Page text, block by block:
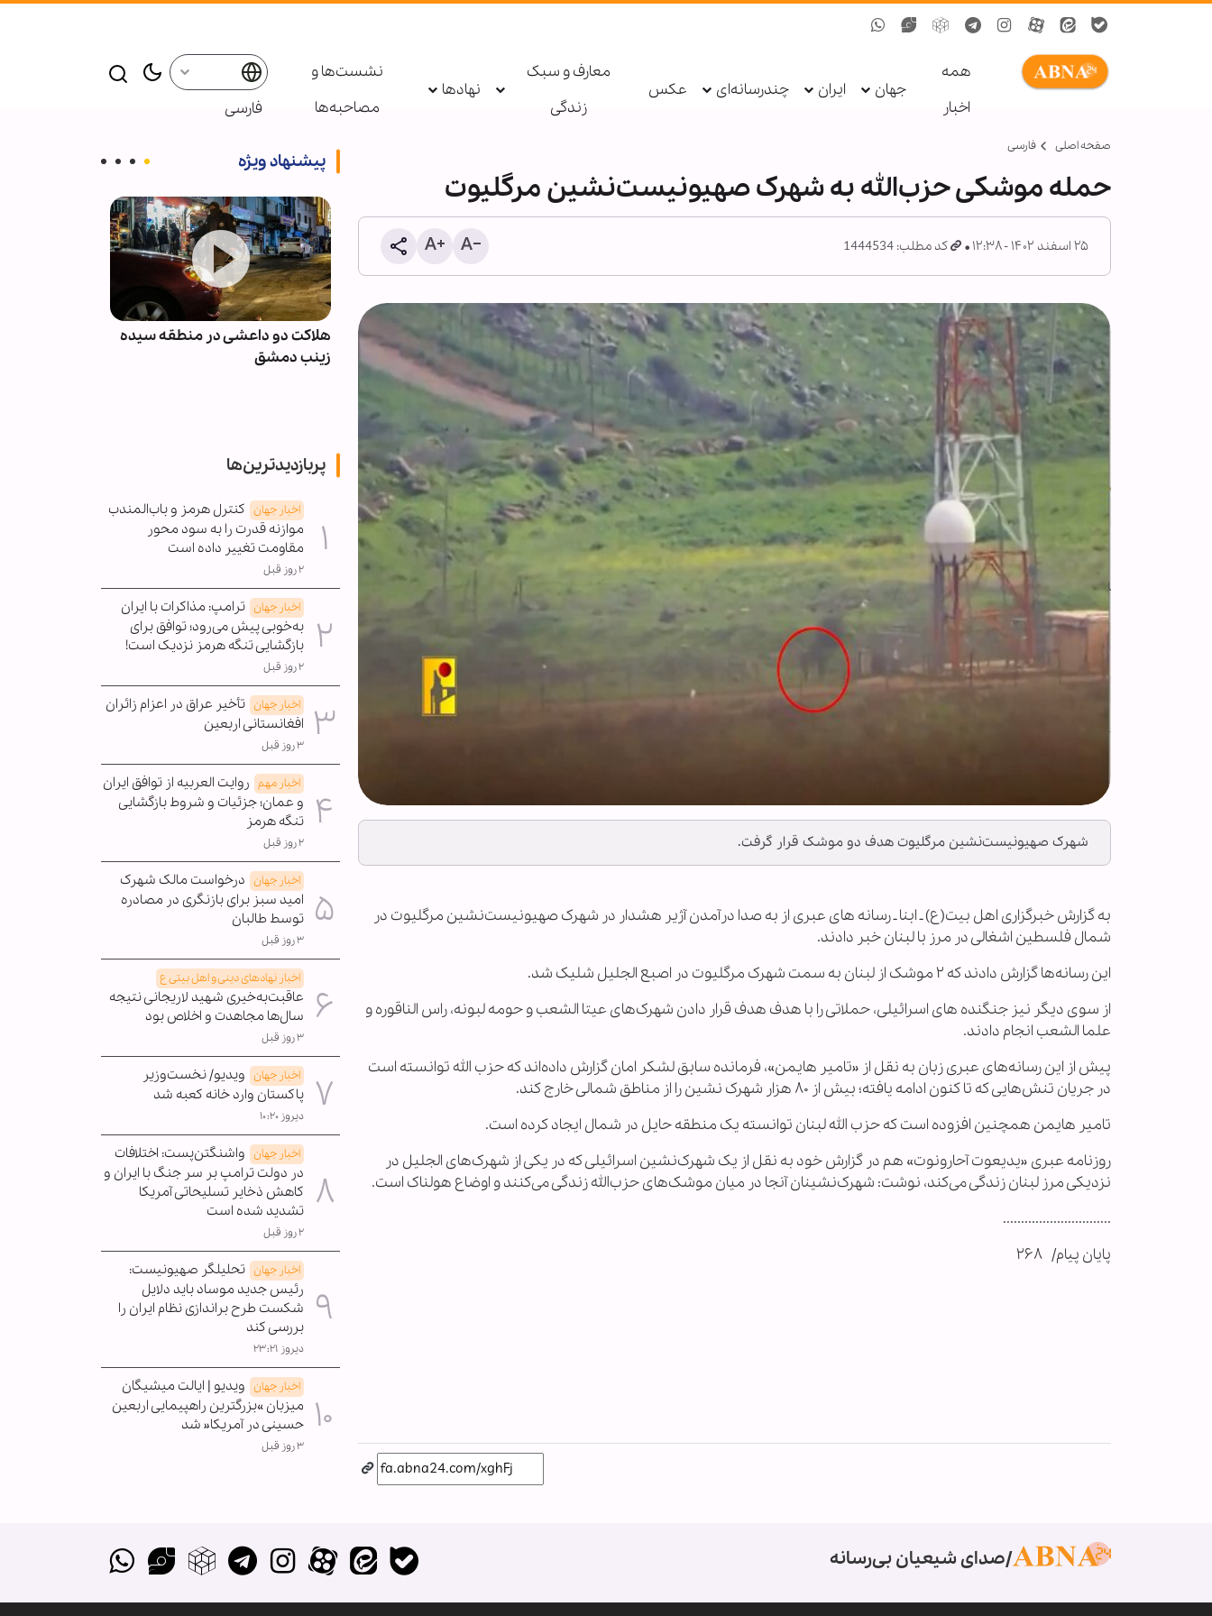
همه
اخبار
جهان ایران چندرسانه‌ای عکس
معارف و سبک
زندگی
نهادها
نشست‌ها و
مصاحبه‌ها
فارسی
صفحه اصلی فارسی
حمله موشکی حزب‌الله به شهرک صهیونیست‌نشین مرگلیوت
۲۵ اسفند ۱۴۰۲ - ۱۲:۳۸ کد مطلب: 1444534
شهرک صهیونیست‌نشین مرگلیوت هدف دو موشک قرار گرفت.
به گزارش خبرگزاری اهل بیت(ع) ـ ابنا ـ رسانه های عبری از به صدا درآمدن آژیر هشدار در شهرک صهیونیست‌نشین مرگلیوت در
شمال فلسطین اشغالی در مرز با لبنان خبر دادند.
این رسانه‌ها گزارش دادند که ۲ موشک از لبنان به سمت شهرک مرگلیوت در اصبع الجلیل شلیک شد.
از سوی دیگر نیز جنگنده های اسرائیلی، حملاتی را با هدف هدف قرار دادن شهرک‌های عیتا الشعب و حومه لبونه، راس الناقوره و
علما الشعب انجام دادند.
پیش از این رسانه‌های عبری زبان به نقل از «تامیر هایمن»، فرمانده سابق لشکر امان گزارش داده‌اند که حزب الله توانسته است
در جریان تنش‌هایی که تا کنون ادامه یافته؛ بیش از ۸۰ هزار شهرک نشین را از مناطق شمالی خارج کند.
تامیر هایمن همچنین افزوده است که حزب الله لبنان توانسته یک منطقه حایل در شمال ایجاد کرده است.
روزنامه عبری «یدیعوت آحارونوت» هم در گزارش خود به نقل از یک شهرک‌نشین اسرائیلی که در یکی از شهرک‌های الجلیل در
نزدیکی مرز لبنان زندگی می‌کند، نوشت: شهرک‌نشینان آنجا در میان موشک‌های حزب‌الله زندگی می‌کنند و اوضاع هولناک است.
..............................
پایان پیام/ ۲۶۸
پیشنهاد ویژه
شیخ علی الخطیب: دولت لبنان پس
از ناکامی مذاکرات، گفت‌وگو با
مقاومت را آغاز کند
هلاکت دو داعشی در منطقه سیده
زینب دمشق
پربازدیدترین‌ها
اخبار جهان کنترل هرمز و باب‌المندب
موازنه قدرت را به سود محور
مقاومت تغییر داده است
۲ روز قبل
اخبار جهان ترامپ: مذاکرات با ایران
به‌خوبی پیش می‌رود؛ توافق برای
بازگشایی تنگه هرمز نزدیک است!
۲ روز قبل
اخبار جهان تأخیر عراق در اعزام زائران
افغانستانی اربعین
۳ روز قبل
اخبار مهم روایت العربیه از توافق ایران
و عمان؛ جزئیات و شروط بازگشایی
تنگه هرمز
۲ روز قبل
اخبار جهان درخواست مالک شهرک
امید سبز برای بازنگری در مصادره
توسط طالبان
۳ روز قبل
اخبار نهادهای دینی و اهل بیتی ع
عاقبت‌به‌خیری شهید لاریجانی نتیجه
سال‌ها مجاهدت و اخلاص بود
۳ روز قبل
اخبار جهان ویدیو/ نخست‌وزیر
پاکستان وارد خانه کعبه شد
دیروز ۱۰:۲۰
اخبار جهان واشنگتن‌پست: اختلافات
در دولت ترامپ بر سر جنگ با ایران و
کاهش ذخایر تسلیحاتی آمریکا
تشدید شده است
۲ روز قبل
اخبار جهان تحلیلگر صهیونیست:
رئیس جدید موساد باید دلایل
شکست طرح براندازی نظام ایران را
بررسی کند
دیروز ۲۳:۲۱
اخبار جهان ویدیو | ایالت میشیگان
میزبان »بزرگترین راهپیمایی اربعین
حسینی در آمریکا« شد
۳ روز قبل
صدای شیعیان بی‌رسانه